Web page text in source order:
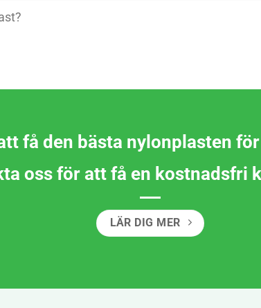
få den bästa nylonplasten
oss för att få en kostnadsfri
LÄR DIG MER